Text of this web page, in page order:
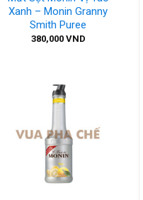
Xanh – Monin Granny
Smith Puree
380,000 VND